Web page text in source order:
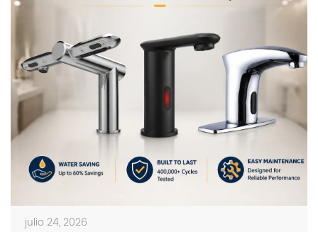
julio 24, 2026